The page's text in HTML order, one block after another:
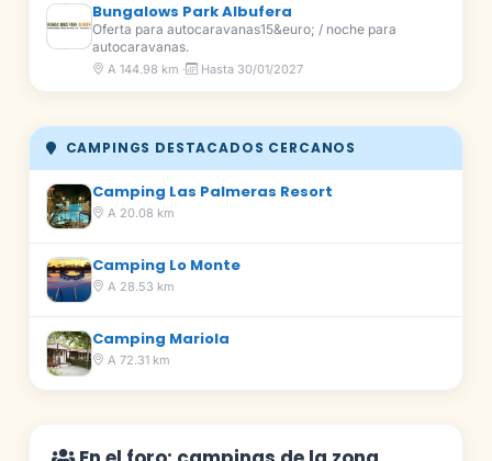
Bungalows Park Albufera
Oferta para autocaravanas15&euro; / noche para
autocaravanas.
A 144.98 km · Hasta 30/01/2027
CAMPINGS DESTACADOS CERCANOS
Camping Las Palmeras Resort
A 20.08 km
Camping Lo Monte
A 28.53 km
Camping Mariola
A 72.31 km